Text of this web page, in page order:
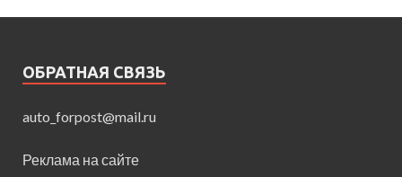
ОБРАТНАЯ СВЯЗЬ
auto_forpost@mail.ru
Реклама на сайте